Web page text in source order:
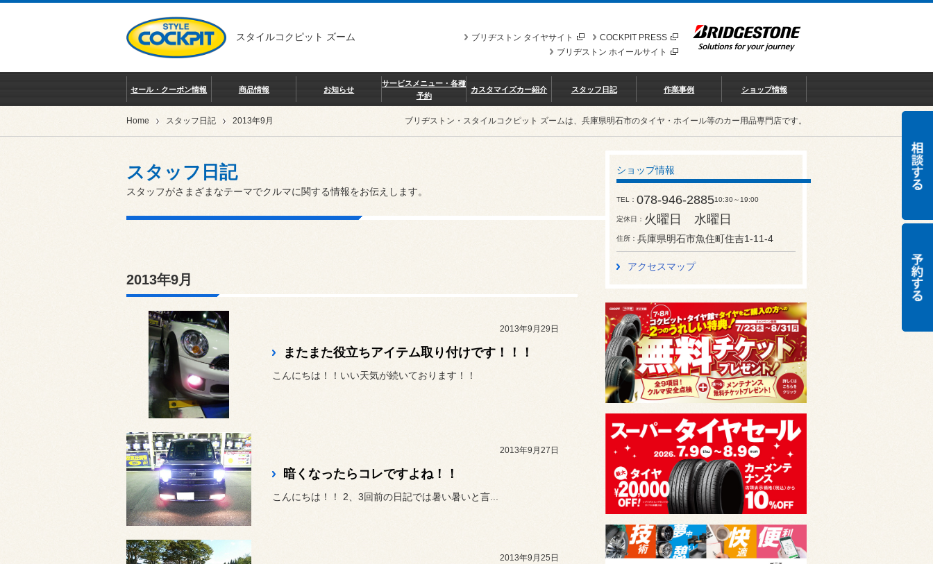
スタイルコクピット ズーム COCKPIT PRESS
ブリヂストン タイヤサイト
ブリヂストン ホイールサイト
セール・クーポン情報 商品情報 お知らせ
サービスメニュー・各種
予約
カスタマイズカー紹介 スタッフ日記 作業事例 ショップ情報
Home スタッフ日記 2013年9月 ブリヂストン・スタイルコクピット ズームは、兵庫県明石市のタイヤ・ホイール等のカー用品専門店です。
スタッフ日記
スタッフがさまざまなテーマでクルマに関する情報をお伝えします。
2013年9月
2013年9月29日
またまた役立ちアイテム取り付けです！！！
こんにちは！！いい天気が続いております！！
2013年9月27日
暗くなったらコレですよね！！
こんにちは！！ 2、3回前の日記では暑い暑いと言...
2013年9月25日
ショップ情報
TEL 078-946-288510:30～19:00
定休日 火曜日 水曜日
住所 兵庫県明石市魚住町住吉1-11-4
アクセスマップ